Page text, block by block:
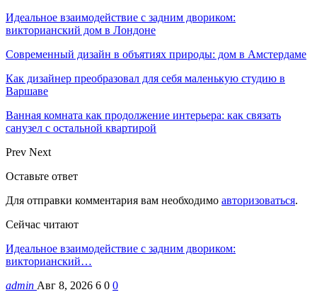
Идеальное взаимодействие с задним двориком:
викторианский дом в Лондоне
Современный дизайн в объятиях природы: дом в Амстердаме
Как дизайнер преобразовал для себя маленькую студию в
Варшаве
Ванная комната как продолжение интерьера: как связать
санузел с остальной квартирой
Prev Next
Оставьте ответ
Для отправки комментария вам необходимо авторизоваться.
Сейчас читают
Идеальное взаимодействие с задним двориком:
викторианский…
admin Авг 8, 2026 6 0 0